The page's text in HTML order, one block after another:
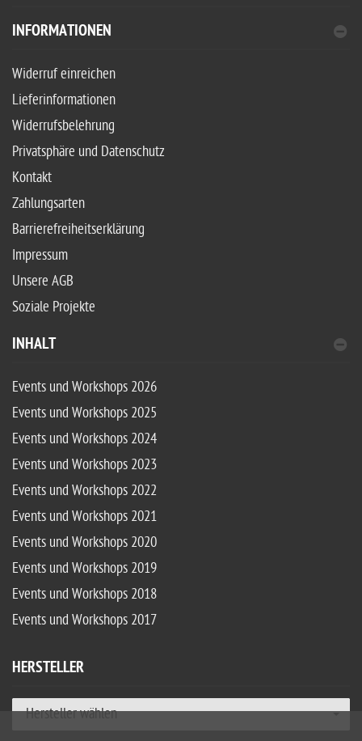
INFORMATIONEN
Widerruf einreichen
Lieferinformationen
Widerrufsbelehrung
Privatsphäre und Datenschutz
Kontakt
Zahlungsarten
Barrierefreiheitserklärung
Impressum
Unsere AGB
Soziale Projekte
INHALT
Events und Workshops 2026
Events und Workshops 2025
Events und Workshops 2024
Events und Workshops 2023
Events und Workshops 2022
Events und Workshops 2021
Events und Workshops 2020
Events und Workshops 2019
Events und Workshops 2018
Events und Workshops 2017
HERSTELLER
Hersteller wählen